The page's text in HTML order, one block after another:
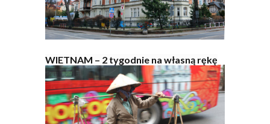
WIETNAM – 2 tygodnie na własną rękę